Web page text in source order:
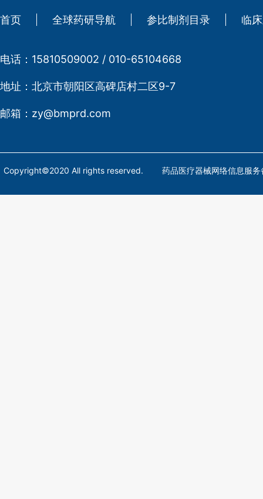
首页 全球药研导航 参比制剂目录 临
电话： 15810509002 / 010-65104668
地址： 北京市朝阳区高碑店村二区9-7
邮箱： zy@bmprd.com
Copyright©2020 All rights reserved. 药品医疗器械网络信息服